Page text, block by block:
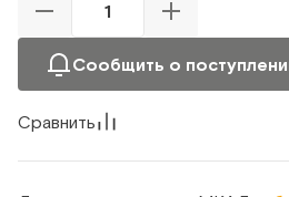
Сообщить о
Сравнить